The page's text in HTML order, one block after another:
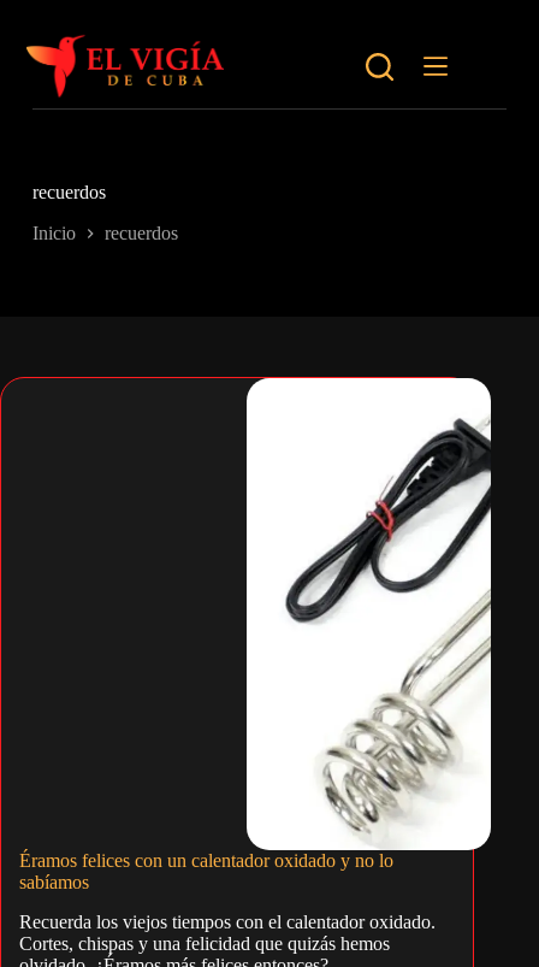
contenido
recuerdos
Inicio recuerdos
Éramos felices con un calentador oxidado y no lo
sabíamos
Recuerda los viejos tiempos con el calentador oxidado.
Cortes, chispas y una felicidad que quizás hemos